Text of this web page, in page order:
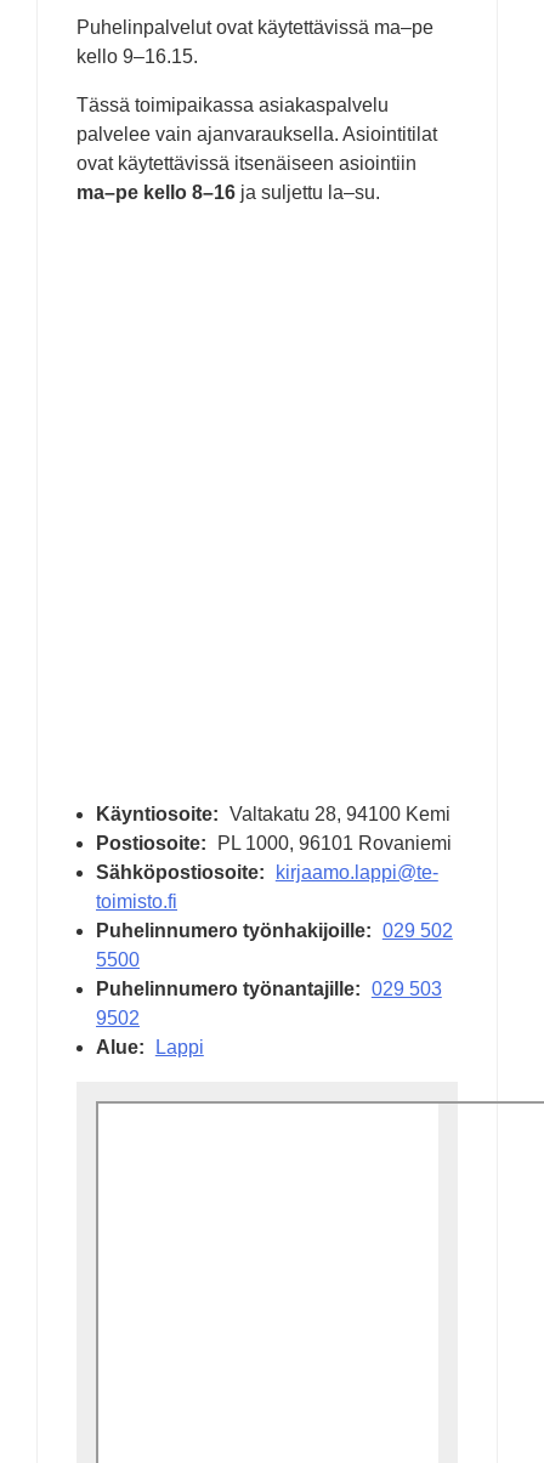
Puhelinpalvelut ovat käytettävissä ma–pe
kello 9–16.15.
Tässä toimipaikassa asiakaspalvelu
palvelee vain ajanvarauksella. Asiointitilat
ovat käytettävissä itsenäiseen asiointiin
ma–pe kello 8–16 ja suljettu la–su.
Käyntiosoite: Valtakatu 28, 94100 Kemi
Postiosoite:
PL 1000, 96101 Rovaniemi
Sähköpostiosoite:
kirjaamo.lappi@te-
toimisto.fi
Puhelinnumero työnhakijoille: 029 502
5500
Puhelinnumero työnantajille: 029 503
9502
Alue:
Lappi